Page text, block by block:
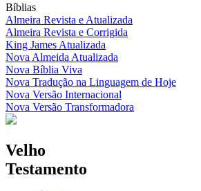
Bíblias
Almeira Revista e Atualizada
Almeira Revista e Corrigida
King James Atualizada
Nova Almeida Atualizada
Nova Bíblia Viva
Nova Tradução na Linguagem de Hoje
Nova Versão Internacional
Nova Versão Transformadora
Velho
Testamento